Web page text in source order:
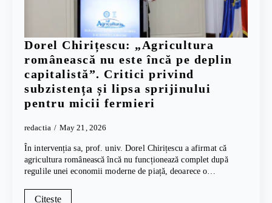
Dorel Chirițescu: „Agricultura
românească nu este încă pe deplin
capitalistă”. Critici privind
subzistența și lipsa sprijinului
pentru micii fermieri
redactia May 21, 2026
În intervenția sa, prof. univ. Dorel Chirițescu a afirmat că
agricultura românească încă nu funcționează complet după
regulile unei economii moderne de piață, deoarece o…
Citește